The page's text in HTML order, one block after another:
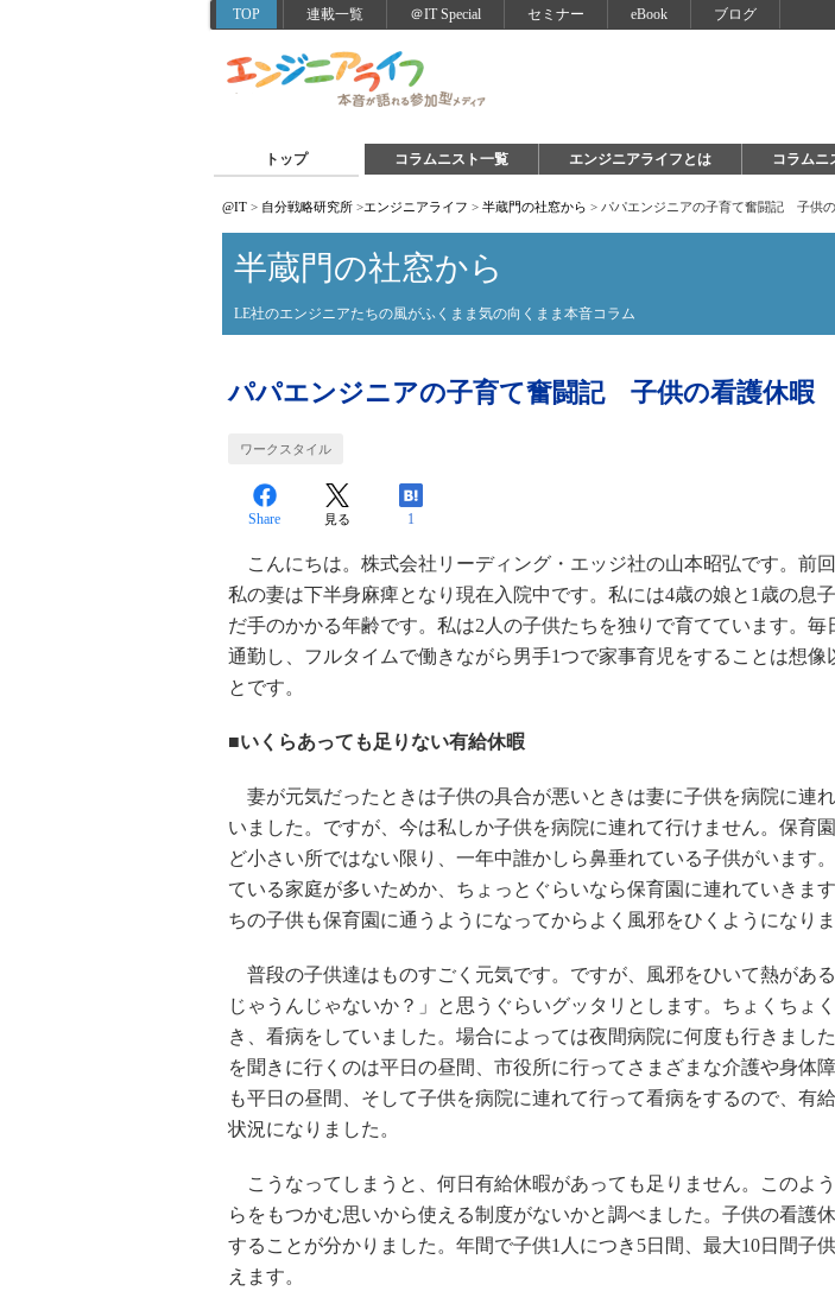
TOP 連載一覧 ＠IT Special セミナー eBook ブログ
トップ コラムニスト一覧 エンジニアライフとは コラムニ
@IT > 自分戦略研究所 >エンジニアライフ > 半蔵門の社窓から > パパエンジニアの子育て奮闘記 子供の
半蔵門の社窓から
LE社のエンジニアたちの風がふくまま気の向くまま本音コラム
パパエンジニアの子育て奮闘記 子供の看護休暇
ワークスタイル
Share 見る 1
こんにちは。株式会社リーディング・エッジ社の山本昭弘です。前回
私の妻は下半身麻痺となり現在入院中です。私には4歳の娘と1歳の息
だ手のかかる年齢です。私は2人の子供たちを独りで育てています。毎
通勤し、フルタイムで働きながら男手1つで家事育児をすることは想像
とです。
■いくらあっても足りない有給休暇
妻が元気だったときは子供の具合が悪いときは妻に子供を病院に連
いました。ですが、今は私しか子供を病院に連れて行けません。保育
ど小さい所ではない限り、一年中誰かしら鼻垂れている子供がいます
ている家庭が多いためか、ちょっとぐらいなら保育園に連れていきま
ちの子供も保育園に通うようになってからよく風邪をひくようになりま
普段の子供達はものすごく元気です。ですが、風邪をひいて熱があ
じゃうんじゃないか？」と思うぐらいグッタリとします。ちょくちょ
き、看病をしていました。場合によっては夜間病院に何度も行きまし
を聞きに行くのは平日の昼間、市役所に行ってさまざまな介護や身体
も平日の昼間、そして子供を病院に連れて行って看病をするので、有
状況になりました。
こうなってしまうと、何日有給休暇があっても足りません。このよ
らをもつかむ思いから使える制度がないかと調べました。子供の看護
することが分かりました。年間で子供1人につき5日間、最大10日間子
えます。